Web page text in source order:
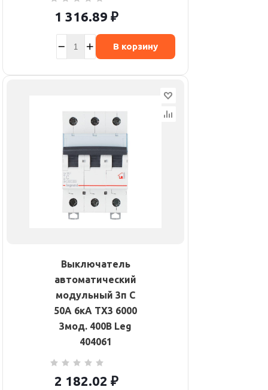
1 316.89 ₽
В корзину
Выключатель
автоматический
модульный 3п C
50А 6кА TX3 6000
3мод. 400В Leg
404061
2 182.02 ₽